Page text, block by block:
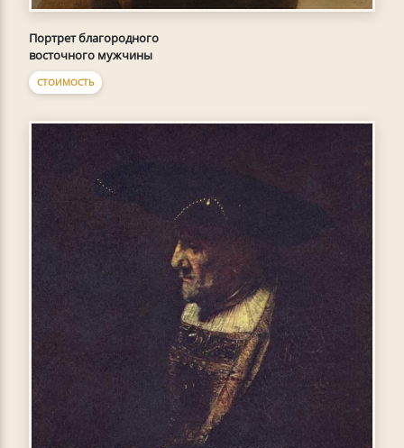
Портрет благородного
восточного мужчины
СТОИМОСТЬ